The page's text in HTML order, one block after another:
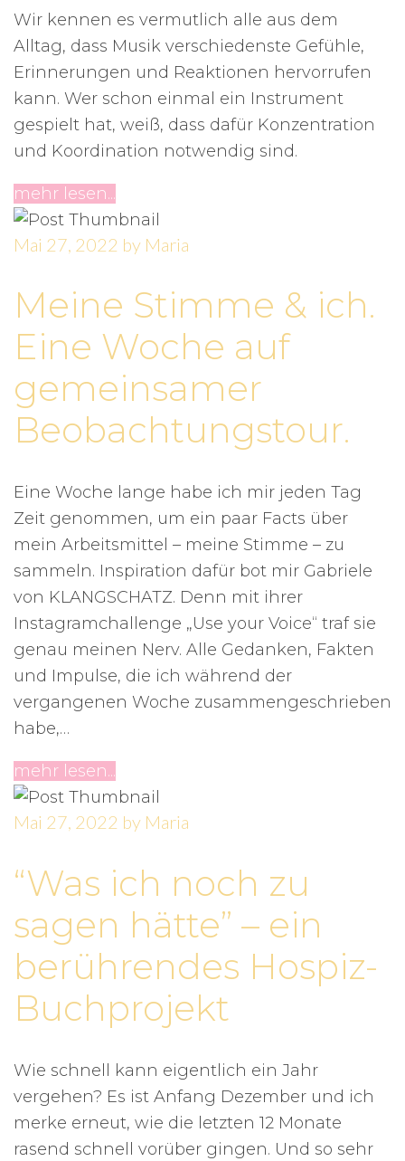
Wir kennen es vermutlich alle aus dem
Alltag, dass Musik verschiedenste Gefühle,
Erinnerungen und Reaktionen hervorrufen
kann. Wer schon einmal ein Instrument
gespielt hat, weiß, dass dafür Konzentration
und Koordination notwendig sind.
mehr lesen...
Mai 27, 2022 by Maria
Meine Stimme & ich.
Eine Woche auf
gemeinsamer
Beobachtungstour.
Eine Woche lange habe ich mir jeden Tag
Zeit genommen, um ein paar Facts über
mein Arbeitsmittel – meine Stimme – zu
sammeln. Inspiration dafür bot mir Gabriele
von KLANGSCHATZ. Denn mit ihrer
Instagramchallenge „Use your Voice“ traf sie
genau meinen Nerv. Alle Gedanken, Fakten
und Impulse, die ich während der
vergangenen Woche zusammengeschrieben
habe,…
mehr lesen...
Mai 27, 2022 by Maria
“Was ich noch zu
sagen hätte” – ein
berührendes Hospiz-
Buchprojekt
Wie schnell kann eigentlich ein Jahr
vergehen? Es ist Anfang Dezember und ich
merke erneut, wie die letzten 12 Monate
rasend schnell vorüber gingen. Und so sehr